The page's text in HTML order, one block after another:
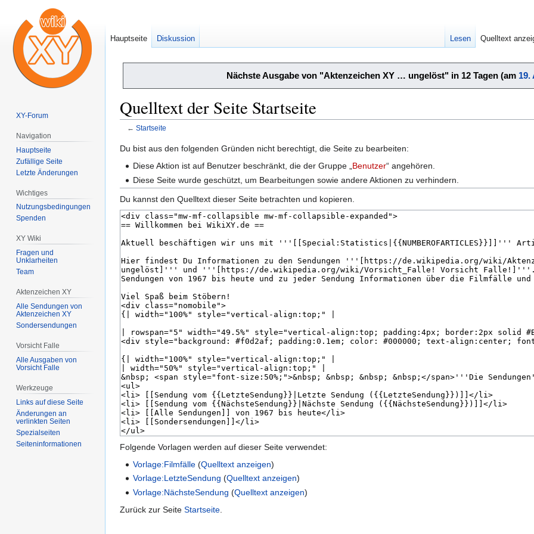
Nächste Ausgabe von "Aktenzeichen XY … ungelöst" in 12 Tagen (am 19.
Quelltext der Seite Startseite
← Startseite
Zur
Navigation
Zur
Suche
Du bist aus den folgenden Gründen nicht berechtigt, die Seite zu bearbeiten:
Diese Aktion ist auf Benutzer beschränkt, die der Gruppe „ Benutzer“ angehören.
Diese Seite wurde geschützt, um Bearbeitungen sowie andere Aktionen zu verhindern.
Du kannst den Quelltext dieser Seite betrachten und kopieren.
Folgende Vorlagen werden auf dieser Seite verwendet:
Vorlage:Filmfälle (Quelltext anzeigen)
Vorlage:LetzteSendung (Quelltext anzeigen)
Vorlage:NächsteSendung (Quelltext anzeigen)
Zurück zur Seite Startseite
Hauptseite Diskussion Lesen Quelltext
XY-Forum
Navigation
Hauptseite
Zufällige Seite
Letzte Änderungen
Wichtiges
Nutzungsbedingungen
Spenden
XY Wiki
Fragen und
Unklarheiten
Team
Aktenzeichen XY
Alle Sendungen von
Aktenzeichen XY
Sondersendungen
Vorsicht Falle
Alle Ausgaben von
Vorsicht Falle
Werkzeuge
Links auf diese Seite
Änderungen an
verlinkten Seiten
Spezialseiten
Seiten­­informationen